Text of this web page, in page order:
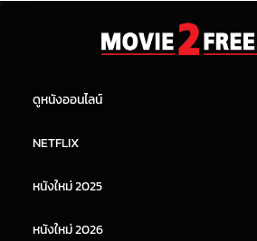
ดูหนังออนไลน์
หนังจีน
NETFLIX
หนังใหม่ 2025
หนังใหม่ 2026